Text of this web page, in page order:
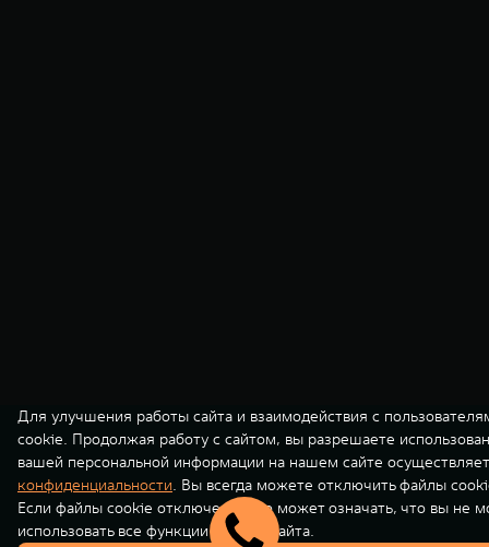
Для улучшения работы сайта и взаимодействия с
cookie. Продолжая работу с сайтом, вы разрешаете
вашей персональной информации на нашем сайте
конфиденциальности. Вы всегда можете отключить файлы
Если файлы cookie отключены, это может означать, что вы не
использовать все функции нашего сайта.